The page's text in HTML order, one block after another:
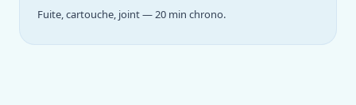
Fuite, cartouche, joint — 20 min chrono.